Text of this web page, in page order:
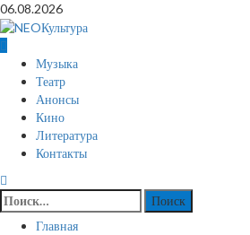
Перейти
к
содержимому
06.08.2026
Основное
меню
Музыка
Театр
Анонсы
Кино
Литература
Контакты
Найти:
Главная